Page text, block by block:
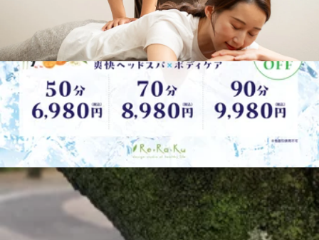
ます。西新井トスカ店では、初回限定ご来店のお客様はボデ
ィケア30分4,080円(通常4,400円)、60分6,700円 (通常7,700円)
でお得に施術できます♪本日、予約に空きもございます。ぜ
ひお気軽にご来店くださいね♪♪
季節のおすすめ
こんにちはRe.Ra.Ku西新井トスカ店です！皆様、本当にお暑
い中おつかれさまです！！外はドロドロに暑いですが、職場
や電車内の冷え対策は大丈夫ですか？トスカ1階100円ショッ
プとなりの当店、Re.Ra.Kuはただいまひんやり涼しく冷やし
て、皆様をおまちしております♪冷え性の女性の方には、ふ
かふかのあたたかい毛布をおかけして、冷たい空気の中、ぬ
くぬくと温まりながらほぐされる『極楽の時間』をご用意し
ております。外の暑さに疲れたら、1階のひんやりオアシス
へ、ぜひ避難して来てくださいね～！！当店では無理な勧誘
やオプションの押し売りは一切いたしません。今日のお疲れ
にあわせて、必要なケアだけを一緒にえらべます！！みなさ
まのご来店をこころよりお待ちしております。
2026.07.29
お身体のお疲れ軽くしていきませんか！！
こんにちは毎日暑いですね！！暑すぎて体調管理も大変な
日々と思います。身体が怠い、暑くて眠れない・・・色々な
お疲れを感じていませんか？そんな時は是非Re.Ra.Kuにお身
体に休息を与える時間をつくりましょう。お疲れにピッタリ
なコースを提案させて頂きます。今だけ限定の爽快ヘッドス
パのコースございます。お身体ほぐして、最後に頭を冷たい
炭酸スプレーを使用し、ほぐしていきます。お身体のリフレ
ッシュには最適です。皆様のご来店お待ちしております。
2026.07.24
明日7月23日の空き情報
こんにちはRe.Ra.Ku西新井トスカ店です。明日のご予約可能
なお時間をお伝えします。10：00～ 12：00～ 14：30～